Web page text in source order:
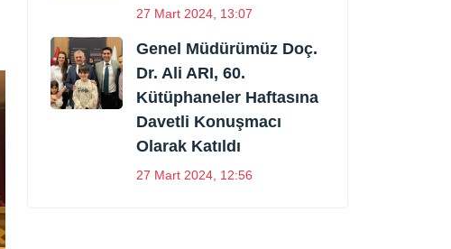
27 Mart 2024, 13:07
Genel Müdürümüz Doç.
Dr. Ali ARI, 60.
Kütüphaneler Haftasına
Davetli Konuşmacı
Olarak Katıldı
27 Mart 2024, 12:56